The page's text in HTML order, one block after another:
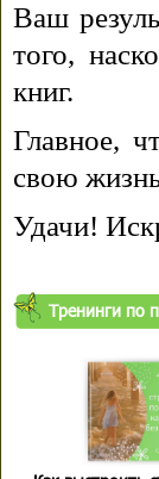
Ваш
того,
книг.
Главное,
свою
Удачи!
Тренинги по